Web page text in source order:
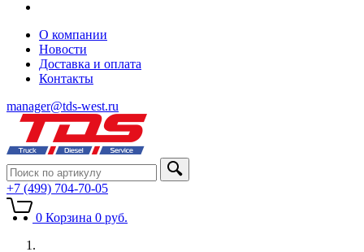
О компании
Новости
Доставка и оплата
Контакты
manager@tds-west.ru
+7 (499) 704-70-05
0 Корзина 0 руб.